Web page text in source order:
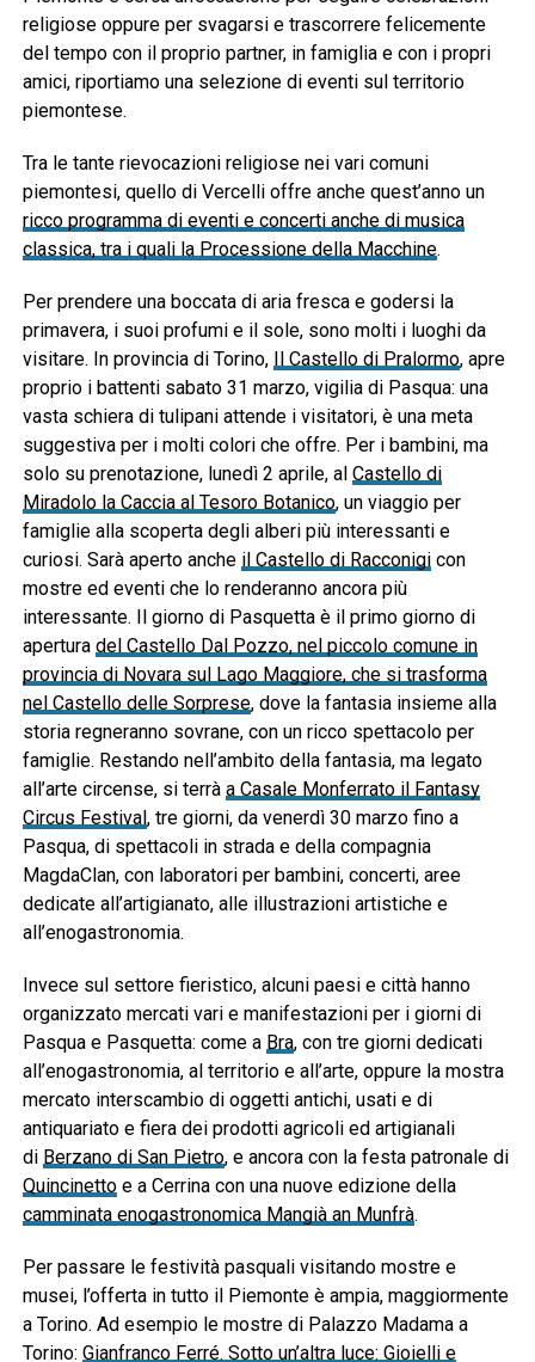
religiose oppure per svagarsi e trascorrere felicemente
del tempo con il proprio partner, in famiglia e con i propri
amici, riportiamo una selezione di eventi sul territorio
piemontese.
Tra le tante rievocazioni religiose nei vari comuni
piemontesi, quello di Vercelli offre anche quest’anno un
ricco programma di eventi e concerti anche di musica
classica, tra i quali la Processione della Macchine.
Per prendere una boccata di aria fresca e godersi la
primavera, i suoi profumi e il sole, sono molti i luoghi da
visitare. In provincia di Torino, Il Castello di Pralormo, apre
proprio i battenti sabato 31 marzo, vigilia di Pasqua: una
vasta schiera di tulipani attende i visitatori, è una meta
suggestiva per i molti colori che offre. Per i bambini, ma
solo su prenotazione, lunedì 2 aprile, al Castello di
Miradolo la Caccia al Tesoro Botanico, un viaggio per
famiglie alla scoperta degli alberi più interessanti e
curiosi. Sarà aperto anche il Castello di Racconigicon
mostre ed eventi che lo renderanno ancora più
interessante. Il giorno di Pasquetta è il primo giorno di
apertura del Castello Dal Pozzo, nel piccolo comune in
provincia di Novara sul Lago Maggiore, che si trasforma
nel Castello delle Sorprese, dove la fantasia insieme alla
storia regneranno sovrane, con un ricco spettacolo per
famiglie. Restando nell’ambito della fantasia, ma legato
all’arte circense, si terrà a Casale Monferrato il Fantasy
Circus Festival, tre giorni, da venerdì 30 marzo fino a
Pasqua, di spettacoli in strada e della compagnia
MagdaClan, con laboratori per bambini, concerti, aree
dedicate all’artigianato, alle illustrazioni artistiche e
all’enogastronomia.
Invece sul settore fieristico, alcuni paesi e città hanno
organizzato mercati vari e manifestazioni per i giorni di
Pasqua e Pasquetta: come a Bra, con tre giorni dedicati
all’enogastronomia, al territorio e all’arte, oppure la mostra
mercato interscambio di oggetti antichi, usati e di
antiquariato e fiera dei prodotti agricoli ed artigianali
di Berzano di San Pietro, e ancora con la festa patronale di
Quincinettoe a Cerrina con una nuove edizione della
camminata enogastronomica Mangià an Munfrà.
Per passare le festività pasquali visitando mostre e
musei, l’offerta in tutto il Piemonte è ampia, maggiormente
a Torino. Ad esempio le mostre di Palazzo Madama a
Torino: Gianfranco Ferré. Sotto un’altra luce: Gioielli e